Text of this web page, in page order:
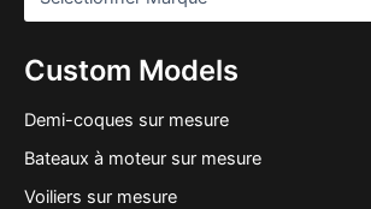
Custom Models
Demi-coques sur mesure
Bateaux à moteur sur mesure
Voiliers sur mesure